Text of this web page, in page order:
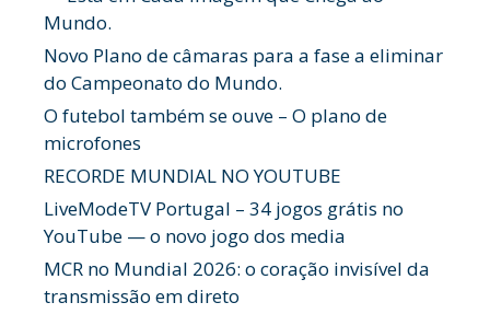
Mundo.
Novo Plano de câmaras para a fase a eliminar
do Campeonato do Mundo.
O futebol também se ouve – O plano de
microfones
RECORDE MUNDIAL NO YOUTUBE
LiveModeTV Portugal – 34 jogos grátis no
YouTube — o novo jogo dos media
MCR no Mundial 2026: o coração invisível da
transmissão em direto